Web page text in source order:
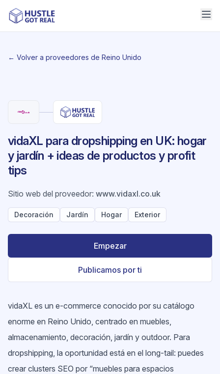
← Volver a proveedores de Reino Unido
vidaXL para dropshipping en UK: hogar
y jardín + ideas de productos y profit
tips
Sitio web del proveedor: www.vidaxl.co.uk
Decoración Jardín Hogar Exterior
Empezar
Publicamos por ti
vidaXL es un e-commerce conocido por su catálogo
enorme en Reino Unido, centrado en muebles,
almacenamiento, decoración, jardín y outdoor. Para
dropshipping, la oportunidad está en el long-tail: puedes
crear clusters SEO por “muebles para espacios